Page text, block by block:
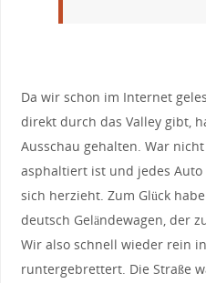
Da wir schon im Internet
direkt durch das Valley gibt,
Ausschau gehalten. War
asphaltiert ist und jedes
sich herzieht. Zum Glück
deutsch Geländewagen, der
Wir also schnell wieder rein
runtergebrettert. Die Straße